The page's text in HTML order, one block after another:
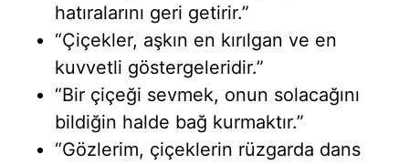
hatıralarını geri getirir.”
“Çiçekler, aşkın en kırılgan ve en
kuvvetli göstergeleridir.”
“Bir çiçeği sevmek, onun solacağını
bildiğin halde bağ kurmaktır.”
“Gözlerim, çiçeklerin rüzgarda dans